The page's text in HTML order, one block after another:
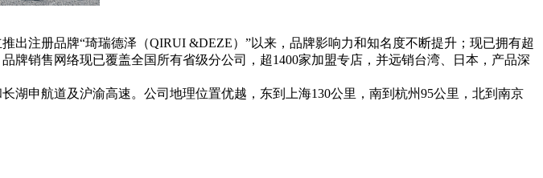
注册品牌“琦瑞德泽（QIRUI &DEZE）”以来，品牌影响力和知名度不断提升；现已拥有超
牌销售网络现已覆盖全国所有省级分公司，超1400家加盟专店，并远销台湾、日本，产品深
申航道及沪渝高速。公司地理位置优越，东到上海130公里，南到杭州95公里，北到南京